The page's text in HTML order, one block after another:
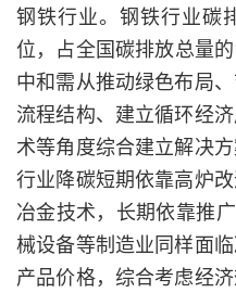
钢铁行业。钢铁行业碳
位，占全国碳排放总量
中和需从推动绿色布局
流程结构、建立循环经
术等角度综合建立解决
行业降碳短期依靠高炉
冶金技术，长期依靠推
械设备等制造业同样面
产品价格，综合考虑经